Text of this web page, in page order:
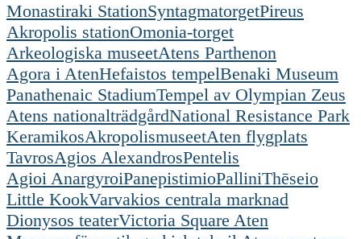
Monastiraki StationSyntagmatorgetPireus
Akropolis stationOmonia-torget
Arkeologiska museetAtens Parthenon
Agora i AtenHefaistos tempelBenaki Museum
Panathenaic StadiumTempel av Olympian Zeus
Atens nationalträdgårdNational Resistance Park
KeramikosAkropolismuseetAten flygplats
TavrosAgios AlexandrosPentelis
Agioi AnargyroiPanepistimioPalliniThēseio
Little KookVarvakios centrala marknad
Dionysos teaterVictoria Square Aten